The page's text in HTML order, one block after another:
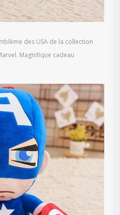
des USA de la collection
Magnifique cadeau